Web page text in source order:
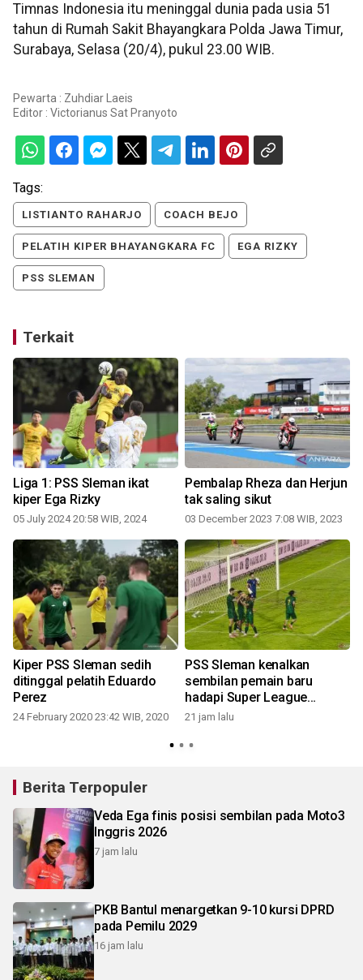
Timnas Indonesia itu meninggal dunia pada usia 51
tahun di Rumah Sakit Bhayangkara Polda Jawa Timur,
Surabaya, Selasa (20/4), pukul 23.00 WIB.
Pewarta : Zuhdiar Laeis
Editor : Victorianus Sat Pranyoto
Tags:
LISTIANTO RAHARJO COACH BEJO
PELATIH KIPER BHAYANGKARA FC EGA RIZKY
PSS SLEMAN
Terkait
Liga 1: PSS Sleman ikat
kiper Ega Rizky
05 July 2024 20:58 WIB, 2024
Pembalap Rheza dan Herjun
tak saling sikut
03 December 2023 7:08 WIB, 2023
Kiper PSS Sleman sedih
ditinggal pelatih Eduardo
Perez
24 February 2020 23:42 WIB, 2020
PSS Sleman kenalkan
sembilan pemain baru
hadapi Super League
2026/2027
21 jam lalu
Berita Terpopuler
Veda Ega finis posisi sembilan pada Moto3
Inggris 2026
7 jam lalu
PKB Bantul menargetkan 9-10 kursi DPRD
pada Pemilu 2029
16 jam lalu